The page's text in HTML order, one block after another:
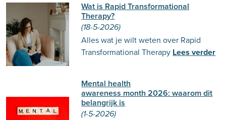
Wat is Rapid Transformational
Therapy?
(18-5-2026)
Alles wat je wilt weten over Rapid
Transformational Therapy Lees verder
Mental health
awareness month 2026: waarom dit
belangrijk is
(1-5-2026)